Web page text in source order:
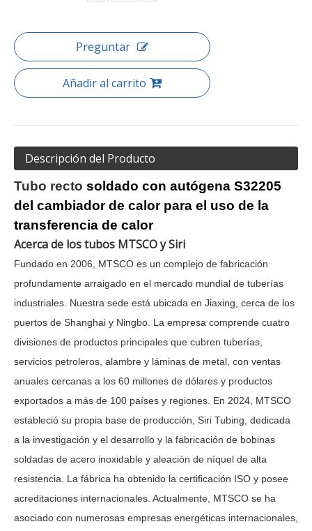
Preguntar
Añadir al carrito
Descripción del Producto
Tubo recto soldado con autógena S32205
del cambiador de calor para el uso de la
transferencia de calor
Acerca de los tubos MTSCO y Siri
Fundado en 2006, MTSCO es un complejo de fabricación
profundamente arraigado en el mercado mundial de tuberías
industriales. Nuestra sede está ubicada en Jiaxing, cerca de los
puertos de Shanghai y Ningbo. La empresa comprende cuatro
divisiones de productos principales que cubren tuberías,
servicios petroleros, alambre y láminas de metal, con ventas
anuales cercanas a los 60 millones de dólares y productos
exportados a más de 100 países y regiones. En 2024, MTSCO
estableció su propia base de producción, Siri Tubing, dedicada
a la investigación y el desarrollo y la fabricación de bobinas
soldadas de acero inoxidable y aleación de níquel de alta
resistencia. La fábrica ha obtenido la certificación ISO y posee
acreditaciones internacionales. Actualmente, MTSCO se ha
asociado con numerosas empresas energéticas internacionales,